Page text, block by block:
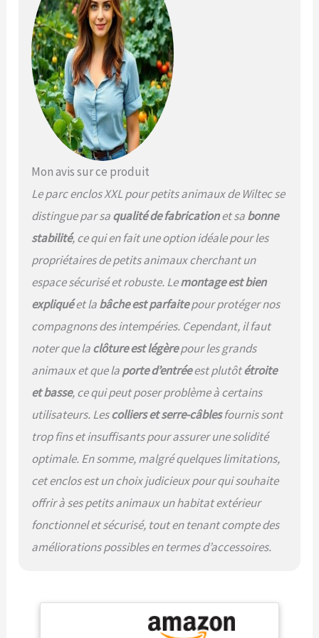
imperméable et résistant
aux UV, permet aux animaux
de se reposer à l’ombre
tout en étant protégés de
la pluie ou du soleil, ce qui
garantit un habitat
confortable et bien
tempéré dans cet enclos
animaux extérieur conçu
pour un usage toute saison
ses dimensions de 2 x 3 x 2
surface spacieuse pour le
mouvement et l exploration
convient parfaitement
comme cage lapin
volière, favorisant le bien-
être et la liberté des
animaux en toute sécurité
[Utilisation polyvalente] –
Cet enclos animaux
extérieur peut être utilisé
comme cage cochon
d’Inde extérieur, cage pour
chien extérieur, cage
tortue extérieur, poulailler
ou volière. Il s’adapte à de
nombreuses espèces
animales et répond aux
exigences des éleveurs
comme des particuliers
système de montage
intuitif et sans outils rend
sécurité et évite les
ouvertures accidentelles,
ce qui fait de cet enclos un
Mon avis sur ce produit
Le parc enclos XXL pour petits animaux de Wiltec se
distingue par saqualité de fabricationet sabonne
stabilité, ce qui en fait une option idéale pour les
propriétaires de petits animaux cherchant un
espace sécurisé et robuste. Lemontage est bien
expliquéet labâche est parfaitepour protéger nos
compagnons des intempéries. Cependant, il faut
noter que laclôture est légèrepour les grands
animaux et que laporte d’entréeest plutôtétroite
et basse, ce qui peut poser problème à certains
utilisateurs. Lescolliers et serre-câblesfournis sont
trop fins et insuffisants pour assurer une solidité
optimale. En somme, malgré quelques limitations,
cet enclos est un choix judicieux pour qui souhaite
offrir à ses petits animaux un habitat extérieur
fonctionnel et sécurisé, tout en tenant compte des
améliorations possibles en termes d’accessoires.